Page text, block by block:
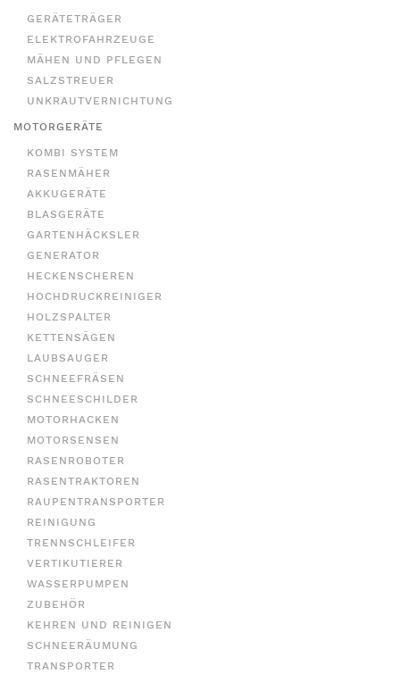
GERÄTETRÄGER
ELEKTROFAHRZEUGE
MÄHEN UND PFLEGEN
SALZSTREUER
UNKRAUTVERNICHTUNG
MOTORGERÄTE
KOMBI SYSTEM
RASENMÄHER
AKKUGERÄTE
BLASGERÄTE
GARTENHÄCKSLER
GENERATOR
HECKENSCHEREN
HOCHDRUCKREINIGER
HOLZSPALTER
KETTENSÄGEN
LAUBSAUGER
SCHNEEFRÄSEN
SCHNEESCHILDER
MOTORHACKEN
MOTORSENSEN
RASENROBOTER
RASENTRAKTOREN
RAUPENTRANSPORTER
REINIGUNG
TRENNSCHLEIFER
VERTIKUTIERER
WASSERPUMPEN
ZUBEHÖR
KEHREN UND REINIGEN
SCHNEERÄUMUNG
TRANSPORTER